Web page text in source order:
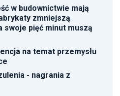
w budownictwie mają
zmniejszą
swoje pięć minut muszą
na temat przemysłu
- nagrania z